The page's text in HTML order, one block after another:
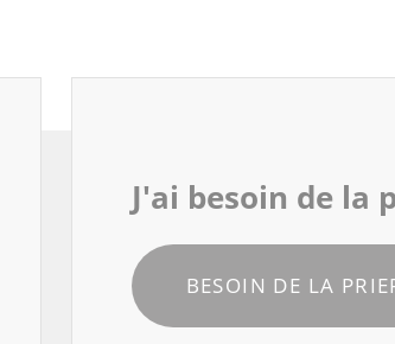
J'ai besoin de la
BESOIN DE LA